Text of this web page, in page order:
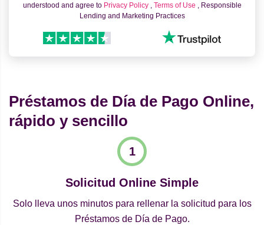
understood and agree to Privacy Policy , Terms of Use , Responsible
Lending and Marketing Practices
Préstamos de Día de Pago Online,
rápido y sencillo
Solicitud Online Simple
Solo lleva unos minutos para rellenar la solicitud para los
Préstamos de Día de Pago.